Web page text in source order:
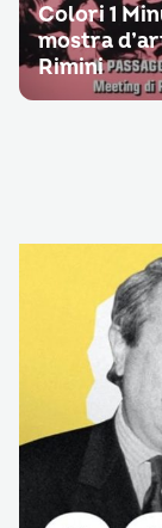
Colori 1
mostra
Rimini